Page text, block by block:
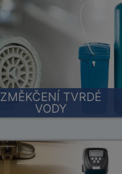
ZMĚKČENÍ TVRDÉ
VODY